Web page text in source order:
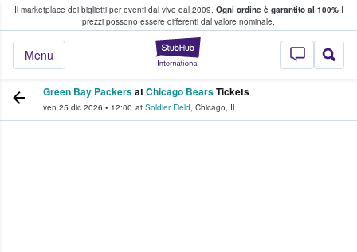
Il marketplace dei biglietti per eventi dal vivo dal 2009. Ogni ordine è garantito al 100%I
prezzi possono essere differenti dal valore nominale.
StubHub - Dove
Menu
fan comprano e vendono biglietti
Green Bay PackersatChicago BearsTickets
ven 25 dic 2026 • 12:00 at Soldier Field, Chicago, IL